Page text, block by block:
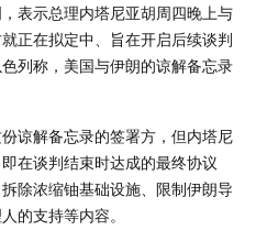
表示总理内塔尼亚胡周四晚上与
正在拟定中、旨在开启后续谈判
列称，美国与伊朗的谅解备忘录
谅解备忘录的签署方，但内塔尼
在谈判结束时达成的最终协议
除浓缩铀基础设施、限制伊朗导
的支持等内容。